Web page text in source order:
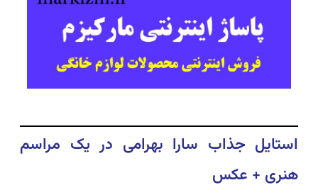
استایل جذاب سارا بهرامی در یک مراسم
هنری + عکس